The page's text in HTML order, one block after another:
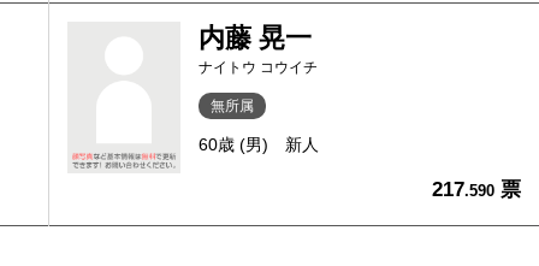
内藤 晃一
ナイトウ コウイチ
無所属
60歳 (男) 新人
217.590 票